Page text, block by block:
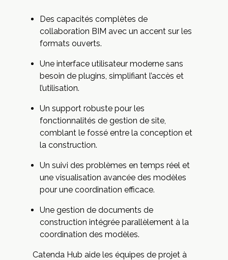
Des capacités complètes de
collaboration BIM avec un accent sur les
formats ouverts.
Une interface utilisateur moderne sans
besoin de plugins, simplifiant l’accès et
l’utilisation.
Un support robuste pour les
fonctionnalités de gestion de site,
comblant le fossé entre la conception et
la construction.
Un suivi des problèmes en temps réel et
une visualisation avancée des modèles
pour une coordination efficace.
Une gestion de documents de
construction intégrée parallèlement à la
coordination des modèles.
Catenda Hub aide les équipes de projet à